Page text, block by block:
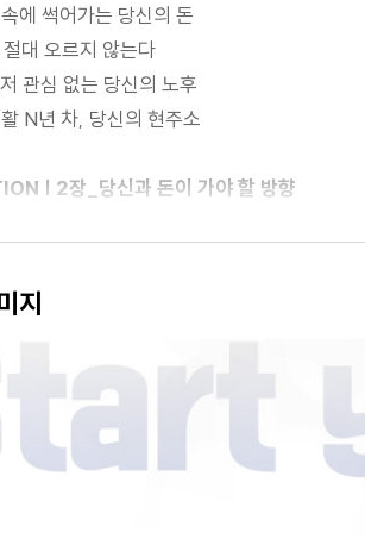
에 썩어가는 당신의 돈
대 오르지 않는다
관심 없는 당신의 노후
N년 차, 당신의 현주소
| 2장_당신과 돈이 가야 할 방향
서 결국 돈을 버는 법
장_평범한 직장인도 얻을 수 있는 성과
버리지로 7배 수익을 거두다
지